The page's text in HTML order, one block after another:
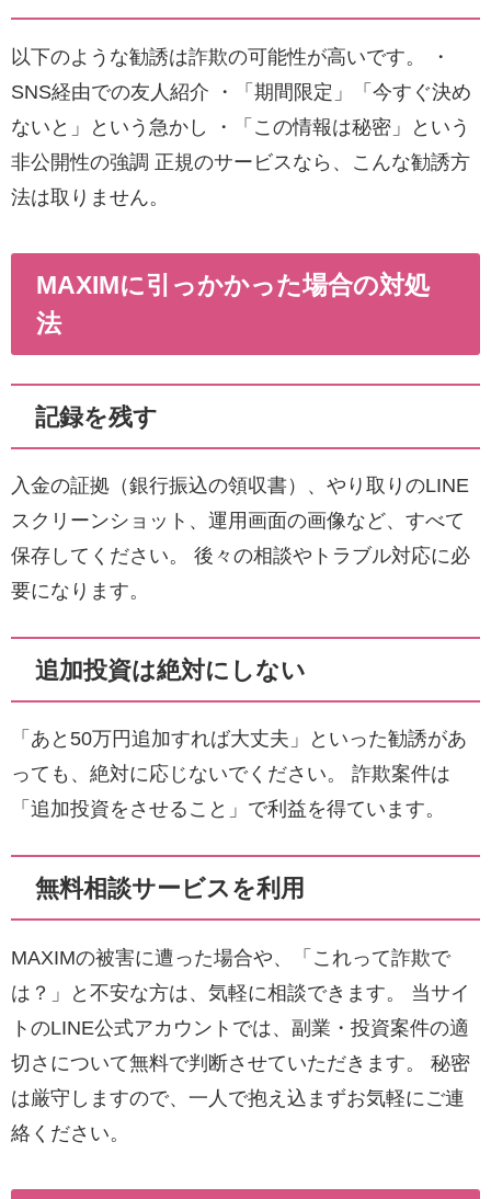
以下のような勧誘は詐欺の可能性が高いです。 ・
SNS経由での友人紹介 ・「期間限定」「今すぐ決め
ないと」という急かし ・「この情報は秘密」という
非公開性の強調 正規のサービスなら、こんな勧誘方
法は取りません。
MAXIMに引っかかった場合の対処
法
記録を残す
入金の証拠（銀行振込の領収書）、やり取りのLINE
スクリーンショット、運用画面の画像など、すべて
保存してください。 後々の相談やトラブル対応に必
要になります。
追加投資は絶対にしない
「あと50万円追加すれば大丈夫」といった勧誘があ
っても、絶対に応じないでください。 詐欺案件は
「追加投資をさせること」で利益を得ています。
無料相談サービスを利用
MAXIMの被害に遭った場合や、「これって詐欺で
は？」と不安な方は、気軽に相談できます。 当サイ
トのLINE公式アカウントでは、副業・投資案件の適
切さについて無料で判断させていただきます。 秘密
は厳守しますので、一人で抱え込まずお気軽にご連
絡ください。